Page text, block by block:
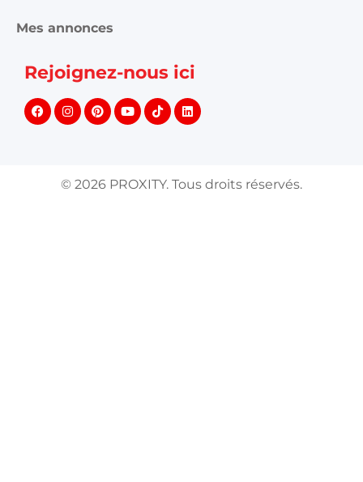
Mes annonces
Rejoignez-nous ici
© 2026 PROXITY. Tous droits réservés.